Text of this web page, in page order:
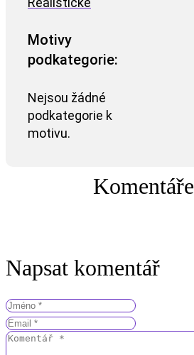
Motivy
podkategorie:
Nejsou žádné
podkategorie k
motivu.
Komentáře
Napsat komentář